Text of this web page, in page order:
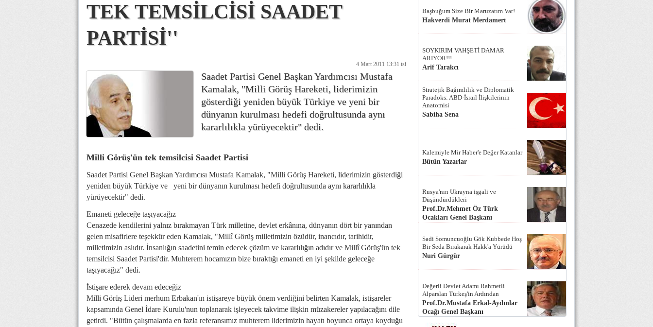
TEK TEMSİLCİSİ SAADET
PARTİSİ''
4 Mart 2011 13:31 tsi
Saadet Partisi Genel Başkan Yardımcısı Mustafa
Kamalak, "Milli Görüş Hareketi, liderimizin
gösterdiği yeniden büyük Türkiye ve yeni bir
dünyanın kurulması hedefi doğrultusunda aynı
kararlılıkla yürüyecektir" dedi.
Milli Görüş'ün tek temsilcisi Saadet Partisi
Saadet Partisi Genel Başkan Yardımcısı Mustafa Kamalak, "Milli Görüş Hareketi, liderimizin gösterdiği
yeniden büyük Türkiye ve yeni bir dünyanın kurulması hedefi doğrultusunda aynı kararlılıkla
yürüyecektir" dedi.
Emaneti geleceğe taşıyacağız
Cenazede kendilerini yalnız bırakmayan Türk milletine, devlet erkânına, dünyanın dört bir yanından
gelen misafirlere teşekkür eden Kamalak, "Millî Görüş milletimizin özüdür, inancıdır, tarihidir,
milletimizin aslıdır. İnsanlığın saadetini temin edecek çözüm ve kararlılığın adıdır ve Millî Görüş'ün tek
temsilcisi Saadet Partisi'dir. Muhterem hocamızın bize bıraktığı emaneti en iyi şekilde geleceğe
taşıyacağız" dedi.
İstişare ederek devam edeceğiz
Milli Görüş Lideri merhum Erbakan'ın istişareye büyük önem verdiğini belirten Kamalak, istişareler
kapsamında Genel İdare Kurulu'nun toplanarak işleyecek takvime ilişkin müzakereler yapılacağını dile
getirdi. "Bütün çalışmalarda en fazla referansımız muhterem liderimizin hayatı boyunca ortaya koyduğu
Başbuğum Size Bir Maruzatım Var!
Hakverdi Murat Merdamert
SOYKIRIM VAHŞETİ DAMAR
ARIYOR!!!
Arif Tarakcı
Stratejik Bağımlılık ve Diplomatik
Paradoks: ABD-İsrail İlişkilerinin
Anatomisi
Sabiha Sena
Kalemiyle Mir Haber'e Değer Katanlar
Bütün Yazarlar
Rusya'nın Ukrayna işgali ve
Düşündürdükleri
Prof.Dr.Mehmet Öz Türk
Ocakları Genel Başkanı
Sadi Somuncuoğlu Gök Kubbede Hoş
Bir Seda Bırakarak Hakk'a Yürüdü
Nuri Gürgür
Değerli Devlet Adamı Rahmetli
Alparslan Türkeş'in Ardından
Prof.Dr.Mustafa Erkal-Aydınlar
Ocağı Genel Başkanı